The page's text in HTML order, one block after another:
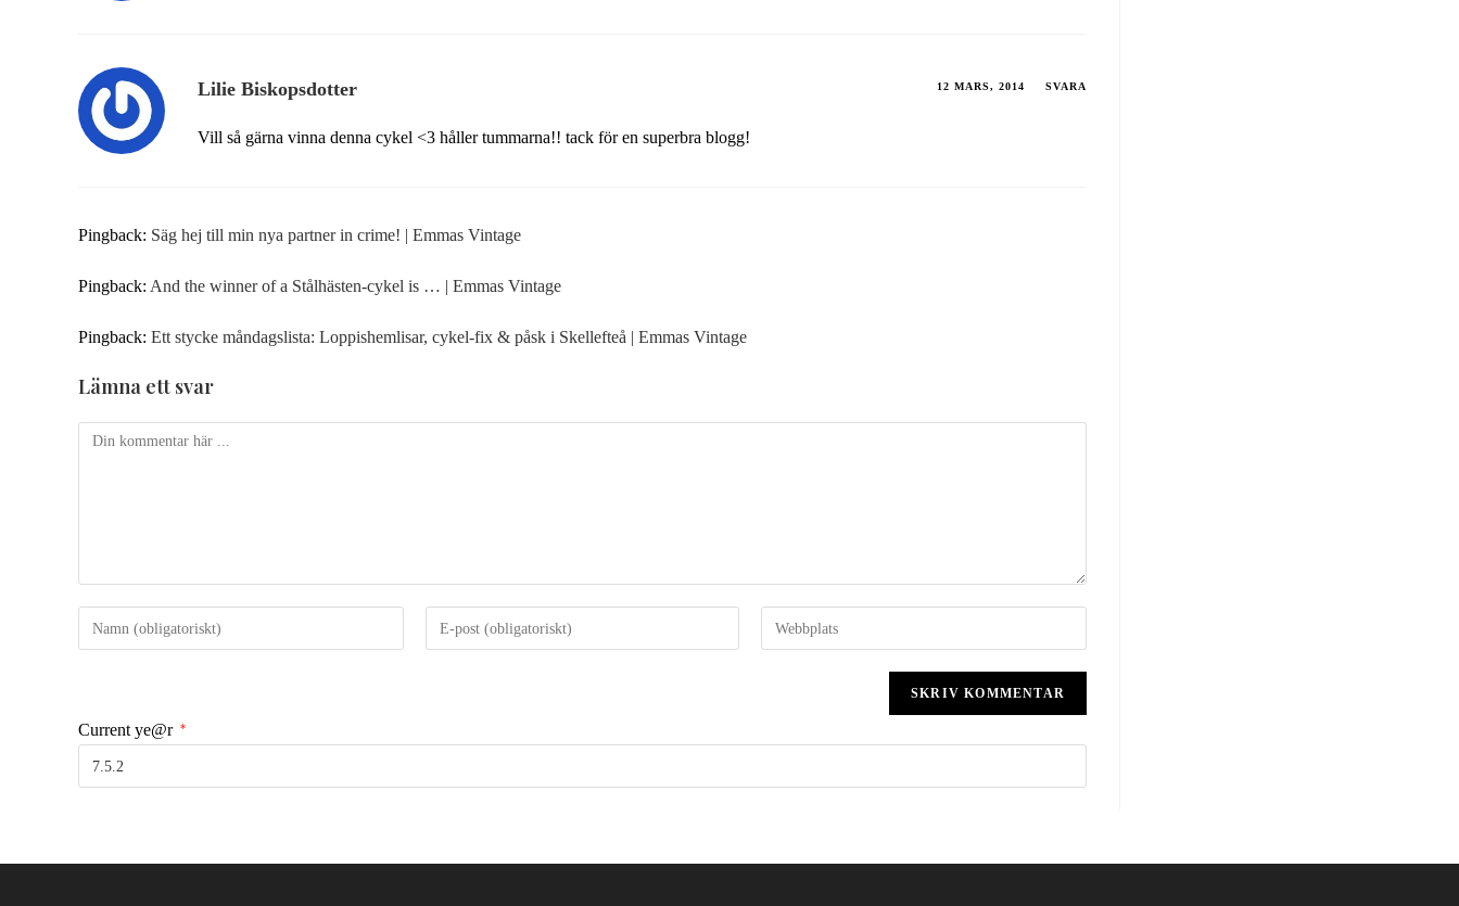
Lilie Biskopsdotter 12 MARS, 2014 SVARA
Vill så gärna vinna denna cykel <3 håller tummarna!! tack för en superbra blogg!
Pingback: Säg hej till min nya partner in crime! | Emmas Vintage
Pingback: And the winner of a Stålhästen-cykel is … | Emmas Vintage
Pingback: Ett stycke måndagslista: Loppishemlisar, cykel-fix & påsk i Skellefteå | Emmas Vintage
Lämna ett svar
Current ye@r *